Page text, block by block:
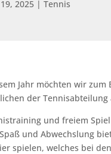
2025 |Tennis
Jahr möchten wir
der Tennisabteilung
und freiem
und Abwechslung
spielen, welches bei